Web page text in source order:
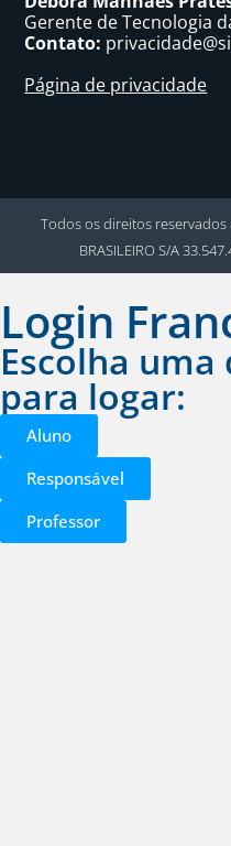
Gerente de Tecnologia
Contato:
Página de privacidade
Todos os direitos reservados
BRASILEIRO S/A
Login
Escolha uma
para logar:
Aluno
Responsável
Professor